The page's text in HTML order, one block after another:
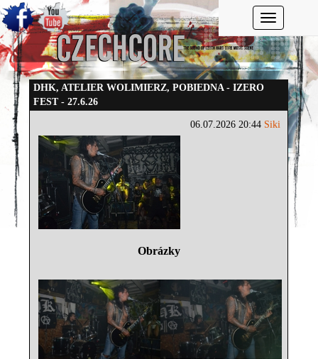
Toggle
DHK, ATELIER WOLIMIERZ, POBIEDNA - IZERO
FEST - 27.6.26
06.07.2026 20:44 Siki
Obrázky